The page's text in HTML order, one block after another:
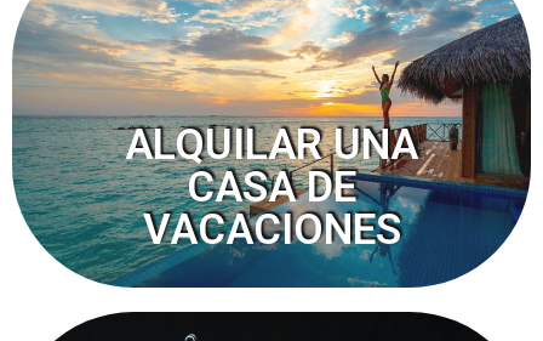
ALQUILAR UNA
CASA DE
VACACIONES